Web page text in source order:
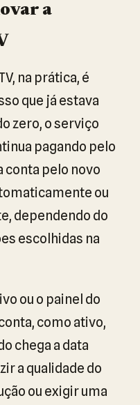
a
na prática, é
que já estava
zero, o serviço
pagando pelo
conta pelo novo
ou
dependendo do
escolhidas na
ou o painel do
como ativo,
chega a data
a qualidade do
ou exigir uma